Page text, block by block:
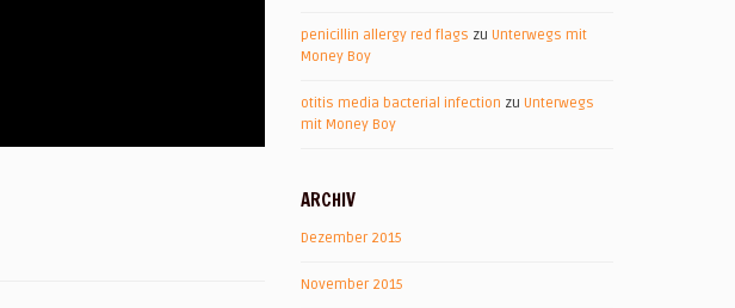
penicillin allergy red flags zu Unterwegs mit
Money Boy
otitis media bacterial infection zu Unterwegs
mit Money Boy
ARCHIV
Dezember 2015
November 2015